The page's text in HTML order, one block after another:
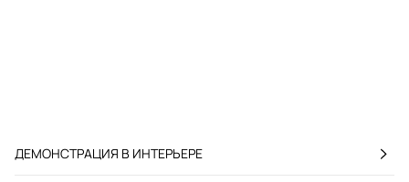
ДЕМОНСТРАЦИЯ В ИНТЕРЬЕРЕ